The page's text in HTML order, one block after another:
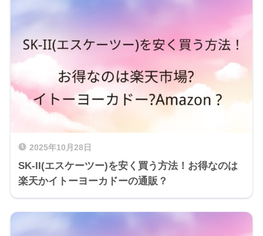
2025年10月28日
SK-II(エスケーツー)を安く買う方法！お得なのは
楽天かイトーヨーカドーの通販？